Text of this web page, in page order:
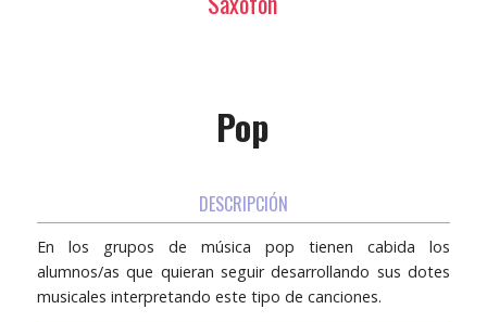
Pop
DESCRIPCIÓN
En los grupos de música pop tienen cabida los
alumnos/as que quieran seguir desarrollando sus dotes
musicales interpretando este tipo de canciones.